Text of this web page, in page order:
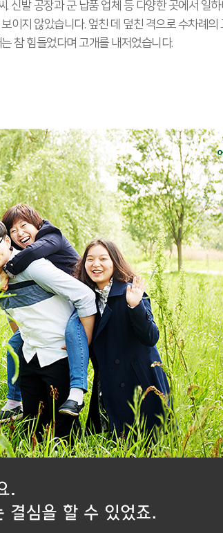
신발 공장과 군 납품 업체 등 다양한 곳에서 일
이지 않았습니다. 엎친 데 덮친 격으로 수차례의
참 힘들었다며 고개를 내저었습니다.